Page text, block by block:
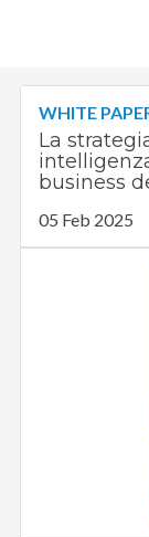
WHITE
La
business
05 Feb 2025